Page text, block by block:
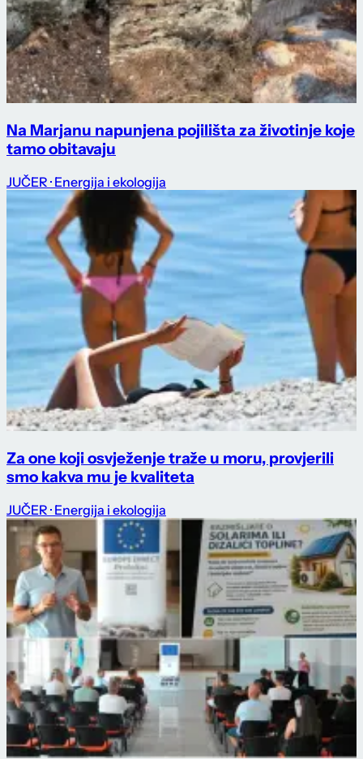
Na Marjanu napunjena pojilišta za životinje koje
tamo obitavaju
JUČER · Energija i ekologija
Za one koji osvježenje traže u moru, provjerili
smo kakva mu je kvaliteta
JUČER · Energija i ekologija